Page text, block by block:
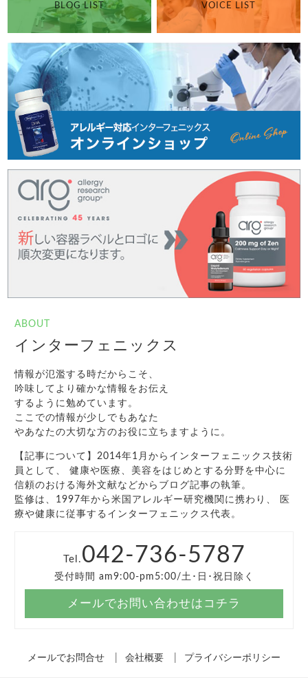
BLOG LIST VOICE LIST
ABOUT
インターフェニックス
情報が氾濫する時だからこそ、
吟味してより確かな情報をお伝え
するように勉めています。
ここでの情報が少しでもあなた
やあなたの大切な方のお役に立ちますように。
【記事について】2014年1月からインターフェニックス技術
員として、 健康や医療、美容をはじめとする分野を中心に
信頼のおける海外文献などからブログ記事の執筆。
監修は、1997年から米国アレルギー研究機関に携わり、 医
療や健康に従事するインターフェニックス代表。
Tel. 042-736-5787
受付時間 am9:00-pm5:00/土･日･祝日除く
メールでお問い合わせはコチラ
メールでお問合せ 会社概要 プライバシーポリシー